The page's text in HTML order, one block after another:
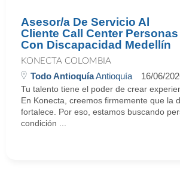
Asesor/a De Servicio Al
Cliente Call Center Personas
Con Discapacidad Medellín
KONECTA COLOMBIA
Todo AntioquíaAntioquía 16/06/
Tu talento tiene el poder de crear
En Konecta, creemos firmemente que la
fortalece. Por eso, estamos buscando
condición ...